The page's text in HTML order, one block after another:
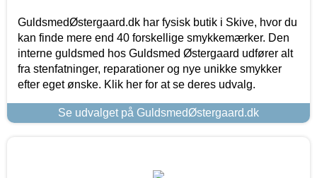
GuldsmedØstergaard.dk har fysisk butik i Skive, hvor du
kan finde mere end 40 forskellige smykkemærker. Den
interne guldsmed hos Guldsmed Østergaard udfører alt
fra stenfatninger, reparationer og nye unikke smykker
efter eget ønske. Klik her for at se deres udvalg.
Se udvalget på GuldsmedØstergaard.dk